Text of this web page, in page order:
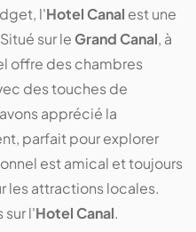
l'Hotel Canal est une
sur le Grand Canal, à
offre des chambres
des touches de
apprécié la
parfait pour explorer
est amical et toujours
les attractions locales.
sur l'Hotel Canal.